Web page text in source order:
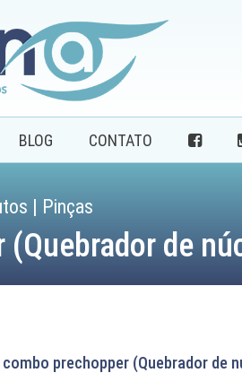
BLOG CONTATO
| Pinças
de
prechopper (Quebrador de